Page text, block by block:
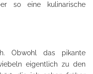
so eine kulinarische
Obwohl das pikante
eigentlich zu den